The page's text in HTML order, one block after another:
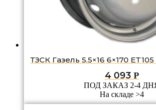
ТЗСК Газель 5.5×16 6×170
4 093 Р
ПОД ЗАКАЗ 2-4
На складе >4